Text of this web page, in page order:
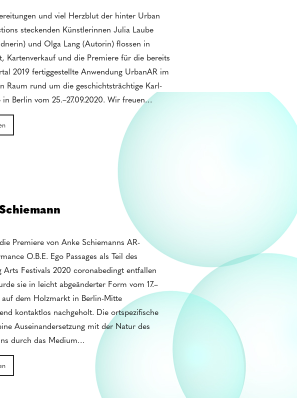
und viel Herzblut der hinter Urban
steckenden Künstlerinnen Julia Laube
und Olga Lang (Autorin) flossen in
Kartenverkauf und die Premiere für die bereits
2019 fertiggestellte Anwendung UrbanAR im
Raum rund um die geschichtsträchtige Karl-
in Berlin vom 25.–27.09.2020. Wir freuen…
Premiere von Anke Schiemanns AR-
O.B.E. Ego Passages als Teil des
Arts Festivals 2020 coronabedingt entfallen
sie in leicht abgeänderter Form vom 17.–
auf dem Holzmarkt in Berlin-Mitte
kontaktlos nachgeholt. Die ortspezifische
Auseinandersetzung mit der Natur des
durch das Medium…